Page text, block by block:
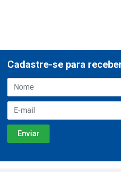
Cadastre-se para